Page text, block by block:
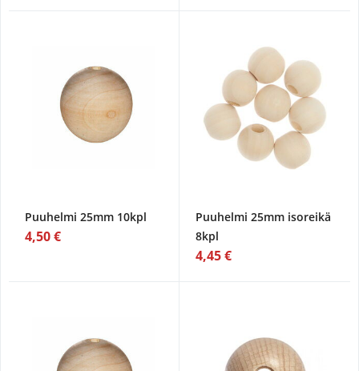
Puuhelmi 25mm 10kpl
4,50 €
Puuhelmi 25mm isoreikä
8kpl
4,45 €